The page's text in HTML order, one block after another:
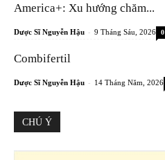
America+: Xu hướng chăm...
Dược Sĩ Nguyễn Hậu - 9 Tháng Sáu, 2026 0
Combifertil
Dược Sĩ Nguyễn Hậu - 14 Tháng Năm, 2026
CHÚ Ý